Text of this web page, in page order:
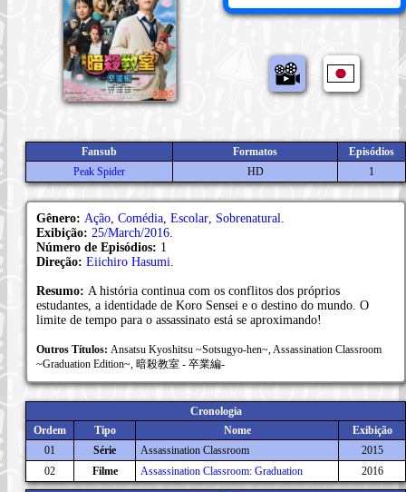
Fansub Formatos
Episódios
Peak Spider
HD 1
Gênero: Ação Comédia Escolar Sobrenatural
Exibição: 25/March/2016
Número de Episódios: 1
Direção: Eiichiro Hasumi
Resumo: A história continua com os conflitos dos próprios
estudantes, a identidade de Koro Sensei e o destino do mundo. O
limite de tempo para o assassinato está se aproximando!
Outros Títulos: Ansatsu Kyoshitsu ~Sotsugyo-hen~, Assassination Classroom
~Graduation Edition~, 暗殺教室 - 卒業編-
Cronologia
Ordem
Tipo Nome
Exibição
01
Série Assassination Classroom
2015
02
Filme Assassination Classroom: Graduation 2016